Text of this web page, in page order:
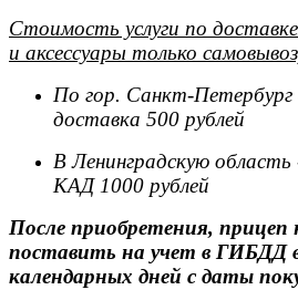
Стоимость услуги по
и аксессуары только
По гор. Санкт-Петербург
доставка 500 рублей
В Ленинградскую
КАД 1000 рублей
После приобретения, прицеп
поставить на учет в ГИБДД
календарных дней с даты